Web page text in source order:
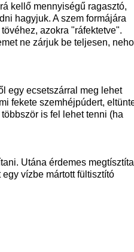
kellő mennyiségű ragasztó,
hagyjuk. A szem formájára
azokra "ráfektetve".
ne zárjuk be teljesen,
egy ecsetszárral meg lehet
fekete szemhéjpúdert,
is fel lehet tenni (ha
Utána érdemes
vízbe mártott fültisztító